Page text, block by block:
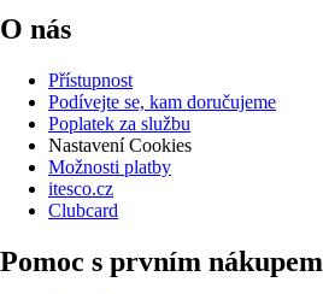
O nás
Přístupnost
Podívejte se, kam doručujeme
Poplatek za službu
Nastavení Cookies
Možnosti platby
itesco.cz
Clubcard
Pomoc s prvním nákupem